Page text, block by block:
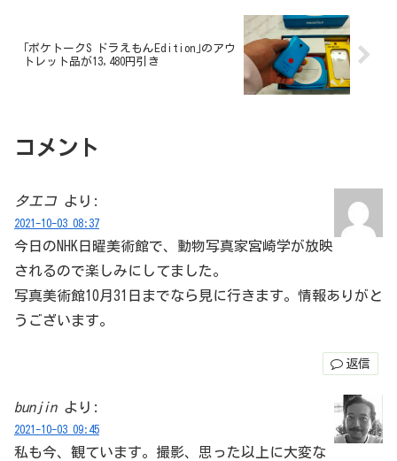
｢ポケトークS ドラえもんEdition｣のアウ
トレット品が13,480円引き
コメント
タエコ より:
2021-10-03 08:37
今日のNHK日曜美術館で、動物写真家宮崎学が放映
されるので楽しみにしてました。
写真美術館10月31日までなら見に行きます。情報ありがと
うございます。
返信
bunjin より:
2021-10-03 09:45
私も今、観ています。撮影、思った以上に大変な